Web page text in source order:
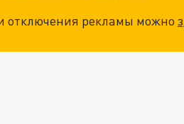
отключения рекламы можно